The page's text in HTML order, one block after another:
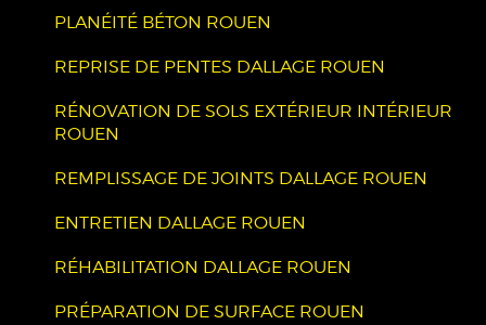
PLANÉITÉ BÉTON ROUEN
REPRISE DE PENTES DALLAGE ROUEN
RÉNOVATION DE SOLS EXTÉRIEUR INTÉRIEUR
ROUEN
REMPLISSAGE DE JOINTS DALLAGE ROUEN
ENTRETIEN DALLAGE ROUEN
RÉHABILITATION DALLAGE ROUEN
PRÉPARATION DE SURFACE ROUEN